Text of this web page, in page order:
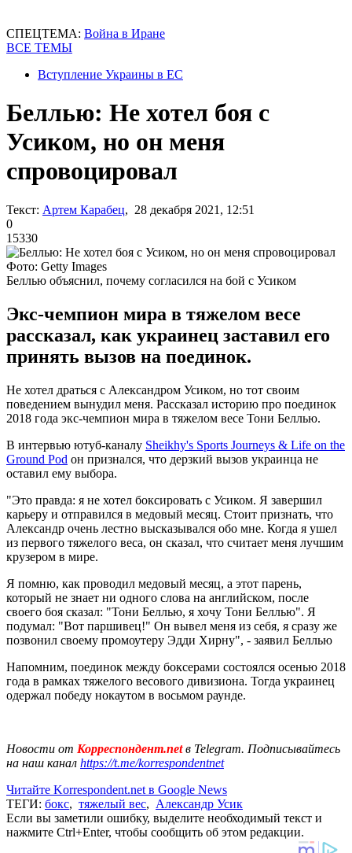
СПЕЦТЕМА: Война в Иране
ВСЕ ТЕМЫ
Вступление Украины в ЕС
Беллью: Не хотел боя с
Усиком, но он меня
спровоцировал
Текст: Артем Карабец, 28 декабря 2021, 12:51
0
15330
Фото: Getty Images
Беллью объяснил, почему согласился на бой с Усиком
Экс-чемпион мира в тяжелом весе
рассказал, как украинец заставил его
принять вызов на поединок.
Не хотел драться с Александром Усиком, но тот своим
поведением вынудил меня. Рассказал историю про поединок
2018 года экс-чемпион мира в тяжелом весе Тони Беллью.
В интервью ютуб-каналу Sheikhy's Sports Journeys & Life on the
Ground Pod он признался, что дерзкий вызов украинца не
оставил ему выбора.
"Это правда: я не хотел боксировать с Усиком. Я завершил
карьеру и отправился в медовый месяц. Стоит признать, что
Александр очень лестно высказывался обо мне. Когда я ушел
из первого тяжелого веса, он сказал, что считает меня лучшим
крузером в мире.
Я помню, как проводил медовый месяц, а этот парень,
который не знает ни одного слова на английском, после
своего боя сказал: "Тони Беллью, я хочу Тони Беллью". Я
подумал: "Вот паршивец!" Он вывел меня из себя, я сразу же
позвонил своему промоутеру Эдди Хирну", - заявил Беллью
Напомним, поединок между боксерами состоялся осенью 2018
года в рамках тяжелого весового дивизиона. Тогда украинец
одержал победу нокаутом в восьмом раунде.
Новости от Корреспондент.netв Telegram. Подписывайтесь
на наш канал https://t.me/korrespondentnet
Читайте Korrespondent.net в Google News
ТЕГИ: бокс, тяжелый вес, Александр Усик
Если вы заметили ошибку, выделите необходимый текст и
нажмите Ctrl+Enter, чтобы сообщить об этом редакции.